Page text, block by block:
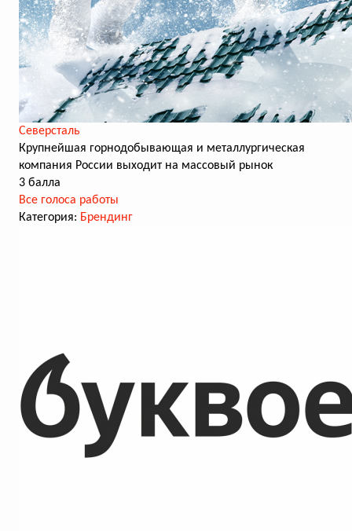
Северсталь
Крупнейшая горнодобывающая и металлургическая
компания России выходит на массовый рынок
3 балла
Все голоса работы
Категория: Брендинг